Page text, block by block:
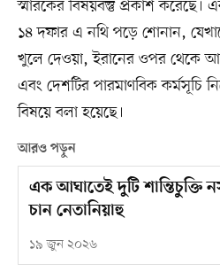
স্মারকের বিষয়বস্তু প্রকাশ করেছে।
১৪ দফার এ নথি পড়ে শোনান,
খুলে দেওয়া, ইরানের ওপর থেকে
এবং দেশটির পারমাণবিক কর্মসূচি
বিষয়ে বলা হয়েছে।
আরও পড়ুন
এক আঘাতেই দুটি শান্তিচুক্তি
চান নেতানিয়াহু
১৯ জুন ২০২৬